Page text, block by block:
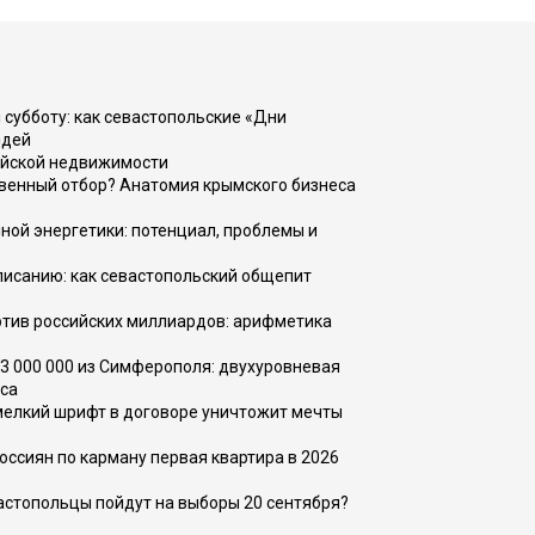
как севастопольские «Дни
недвижимости
отбор? Анатомия крымского бизнеса
энергетики: потенциал, проблемы и
как севастопольский общепит
российских миллиардов: арифметика
000 000 из Симферополя: двухуровневая
шрифт в договоре уничтожит мечты
по карману первая квартира в 2026
пойдут на выборы 20 сентября?